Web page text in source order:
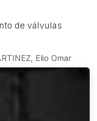
de válvulas
Elio Omar